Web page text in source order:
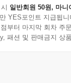
일반회원 50원, 마니
YES포인트 지급됩니
부터 마지막 회차 주
패션 및 판매금지 상